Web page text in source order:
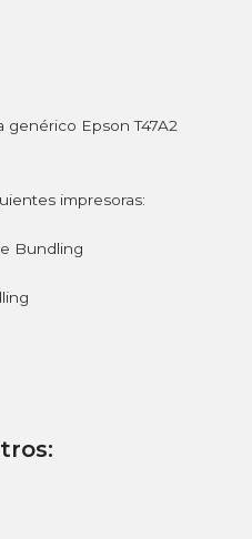
Epson T47A2
impresoras:
Bundling